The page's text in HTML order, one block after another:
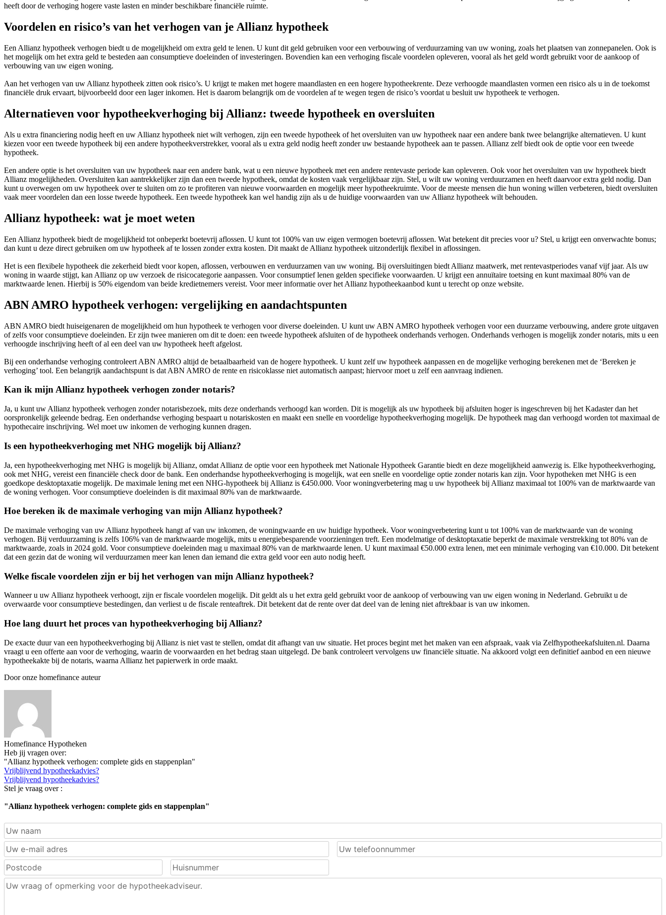
heeft door de verhoging hogere vaste lasten en minder beschikbare financiële ruimte.
Voordelen en risico’s van het verhogen van je Allianz hypotheek
Een Allianz hypotheek verhogen biedt u de mogelijkheid om extra geld te lenen. U kunt dit geld gebruiken voor een verbouwing of verduurzaming van uw woning, zoals het plaatsen van zonnepanelen. Ook is
het mogelijk om het extra geld te besteden aan consumptieve doeleinden of investeringen. Bovendien kan een verhoging fiscale voordelen opleveren, vooral als het geld wordt gebruikt voor de aankoop of
verbouwing van uw eigen woning.
Aan het verhogen van uw Allianz hypotheek zitten ook risico’s. U krijgt te maken met hogere maandlasten en een hogere hypotheekrente. Deze verhoogde maandlasten vormen een risico als u in de toekomst
financiële druk ervaart, bijvoorbeeld door een lager inkomen. Het is daarom belangrijk om de voordelen af te wegen tegen de risico’s voordat u besluit uw hypotheek te verhogen.
Alternatieven voor hypotheekverhoging bij Allianz: tweede hypotheek en oversluiten
Als u extra financiering nodig heeft en uw Allianz hypotheek niet wilt verhogen, zijn een tweede hypotheek of het oversluiten van uw hypotheek naar een andere bank twee belangrijke alternatieven. U kunt
kiezen voor een tweede hypotheek bij een andere hypotheekverstrekker, vooral als u extra geld nodig heeft zonder uw bestaande hypotheek aan te passen. Allianz zelf biedt ook de optie voor een tweede
hypotheek.
Een andere optie is het oversluiten van uw hypotheek naar een andere bank, wat u een nieuwe hypotheek met een andere rentevaste periode kan opleveren. Ook voor het oversluiten van uw hypotheek biedt
Allianz mogelijkheden. Oversluiten kan aantrekkelijker zijn dan een tweede hypotheek, omdat de kosten vaak vergelijkbaar zijn. Stel, u wilt uw woning verduurzamen en heeft daarvoor extra geld nodig. Dan
kunt u overwegen om uw hypotheek over te sluiten om zo te profiteren van nieuwe voorwaarden en mogelijk meer hypotheekruimte. Voor de meeste mensen die hun woning willen verbeteren, biedt oversluiten
vaak meer voordelen dan een losse tweede hypotheek. Een tweede hypotheek kan wel handig zijn als u de huidige voorwaarden van uw Allianz hypotheek wilt behouden.
Allianz hypotheek: wat je moet weten
Een Allianz hypotheek biedt de mogelijkheid tot onbeperkt boetevrij aflossen. U kunt tot 100% van uw eigen vermogen boetevrij aflossen. Wat betekent dit precies voor u? Stel, u krijgt een onverwachte bonus;
dan kunt u deze direct gebruiken om uw hypotheek af te lossen zonder extra kosten. Dit maakt de Allianz hypotheek uitzonderlijk flexibel in aflossingen.
Het is een flexibele hypotheek die zekerheid biedt voor kopen, aflossen, verbouwen en verduurzamen van uw woning. Bij oversluitingen biedt Allianz maatwerk, met rentevastperiodes vanaf vijf jaar. Als uw
woning in waarde stijgt, kan Allianz op uw verzoek de risicocategorie aanpassen. Voor consumptief lenen gelden specifieke voorwaarden. U krijgt een annuïtaire toetsing en kunt maximaal 80% van de
marktwaarde lenen. Hierbij is 50% eigendom van beide kredietnemers vereist. Voor meer informatie over het Allianz hypotheekaanbod kunt u terecht op onze website.
ABN AMRO hypotheek verhogen: vergelijking en aandachtspunten
ABN AMRO biedt huiseigenaren de mogelijkheid om hun hypotheek te verhogen voor diverse doeleinden. U kunt uw ABN AMRO hypotheek verhogen voor een duurzame verbouwing, andere grote uitgaven
of zelfs voor consumptieve doeleinden. Er zijn twee manieren om dit te doen: een tweede hypotheek afsluiten of de hypotheek onderhands verhogen. Onderhands verhogen is mogelijk zonder notaris, mits u een
verhoogde inschrijving heeft of al een deel van uw hypotheek heeft afgelost.
Bij een onderhandse verhoging controleert ABN AMRO altijd de betaalbaarheid van de hogere hypotheek. U kunt zelf uw hypotheek aanpassen en de mogelijke verhoging berekenen met de ‘Bereken je
verhoging’ tool. Een belangrijk aandachtspunt is dat ABN AMRO de rente en risicoklasse niet automatisch aanpast; hiervoor moet u zelf een aanvraag indienen.
Kan ik mijn Allianz hypotheek verhogen zonder notaris?
Ja, u kunt uw Allianz hypotheek verhogen zonder notarisbezoek, mits deze onderhands verhoogd kan worden. Dit is mogelijk als uw hypotheek bij afsluiten hoger is ingeschreven bij het Kadaster dan het
oorspronkelijk geleende bedrag. Een onderhandse verhoging bespaart u notariskosten en maakt een snelle en voordelige hypotheekverhoging mogelijk. De hypotheek mag dan verhoogd worden tot maximaal de
hypothecaire inschrijving. Wel moet uw inkomen de verhoging kunnen dragen.
Is een hypotheekverhoging met NHG mogelijk bij Allianz?
Ja, een hypotheekverhoging met NHG is mogelijk bij Allianz, omdat Allianz de optie voor een hypotheek met Nationale Hypotheek Garantie biedt en deze mogelijkheid aanwezig is. Elke hypotheekverhoging,
ook met NHG, vereist een financiële check door de bank. Een onderhandse hypotheekverhoging is mogelijk, wat een snelle en voordelige optie zonder notaris kan zijn. Voor hypotheken met NHG is een
goedkope desktoptaxatie mogelijk. De maximale lening met een NHG-hypotheek bij Allianz is €450.000. Voor woningverbetering mag u uw hypotheek bij Allianz maximaal tot 100% van de marktwaarde van
de woning verhogen. Voor consumptieve doeleinden is dit maximaal 80% van de marktwaarde.
Hoe bereken ik de maximale verhoging van mijn Allianz hypotheek?
De maximale verhoging van uw Allianz hypotheek hangt af van uw inkomen, de woningwaarde en uw huidige hypotheek. Voor woningverbetering kunt u tot 100% van de marktwaarde van de woning
verhogen. Bij verduurzaming is zelfs 106% van de marktwaarde mogelijk, mits u energiebesparende voorzieningen treft. Een modelmatige of desktoptaxatie beperkt de maximale verstrekking tot 80% van de
marktwaarde, zoals in 2024 gold. Voor consumptieve doeleinden mag u maximaal 80% van de marktwaarde lenen. U kunt maximaal €50.000 extra lenen, met een minimale verhoging van €10.000. Dit betekent
dat een gezin dat de woning wil verduurzamen meer kan lenen dan iemand die extra geld voor een auto nodig heeft.
Welke fiscale voordelen zijn er bij het verhogen van mijn Allianz hypotheek?
Wanneer u uw Allianz hypotheek verhoogt, zijn er fiscale voordelen mogelijk. Dit geldt als u het extra geld gebruikt voor de aankoop of verbouwing van uw eigen woning in Nederland. Gebruikt u de
overwaarde voor consumptieve bestedingen, dan verliest u de fiscale renteaftrek. Dit betekent dat de rente over dat deel van de lening niet aftrekbaar is van uw inkomen.
Hoe lang duurt het proces van hypotheekverhoging bij Allianz?
De exacte duur van een hypotheekverhoging bij Allianz is niet vast te stellen, omdat dit afhangt van uw situatie. Het proces begint met het maken van een afspraak, vaak via Zelfhypotheekafsluiten.nl. Daarna
vraagt u een offerte aan voor de verhoging, waarin de voorwaarden en het bedrag staan uitgelegd. De bank controleert vervolgens uw financiële situatie. Na akkoord volgt een definitief aanbod en een nieuwe
hypotheekakte bij de notaris, waarna Allianz het papierwerk in orde maakt.
Door onze homefinance auteur
Homefinance Hypotheken
Heb jij vragen over:
"Allianz hypotheek verhogen: complete gids en stappenplan"
Vrijblijvend hypotheekadvies?
Vrijblijvend hypotheekadvies?
Stel je vraag over :
"Allianz hypotheek verhogen: complete gids en stappenplan"